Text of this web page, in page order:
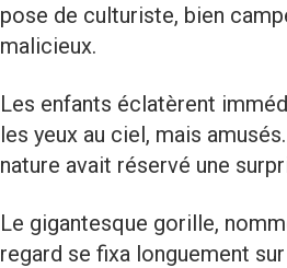
pose de culturiste, bien
malicieux.
Les enfants éclatèrent
les yeux au ciel, mais
nature avait réservé une
Le gigantesque gorille,
regard se fixa longuement